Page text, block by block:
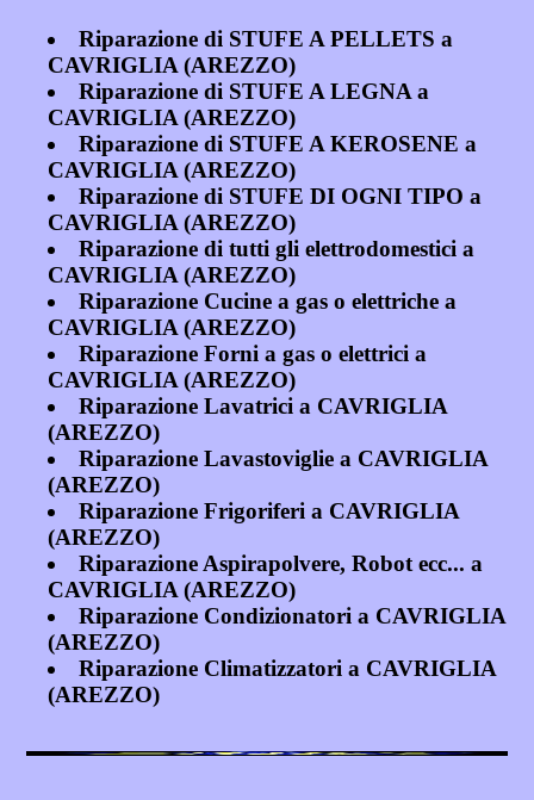
Riparazione di STUFE A PELLETS a
CAVRIGLIA (AREZZO)
Riparazione di STUFE A LEGNA a
CAVRIGLIA (AREZZO)
Riparazione di STUFE A KEROSENE a
CAVRIGLIA (AREZZO)
Riparazione di STUFE DI OGNI TIPO a
CAVRIGLIA (AREZZO)
Riparazione di tutti gli elettrodomestici a
CAVRIGLIA (AREZZO)
Riparazione Cucine a gas o elettriche a
CAVRIGLIA (AREZZO)
Riparazione Forni a gas o elettrici a
CAVRIGLIA (AREZZO)
Riparazione Lavatrici a CAVRIGLIA
(AREZZO)
Riparazione Lavastoviglie a CAVRIGLIA
(AREZZO)
Riparazione Frigoriferi a CAVRIGLIA
(AREZZO)
Riparazione Aspirapolvere, Robot ecc... a
CAVRIGLIA (AREZZO)
Riparazione Condizionatori a CAVRIGLIA
(AREZZO)
Riparazione Climatizzatori a CAVRIGLIA
(AREZZO)